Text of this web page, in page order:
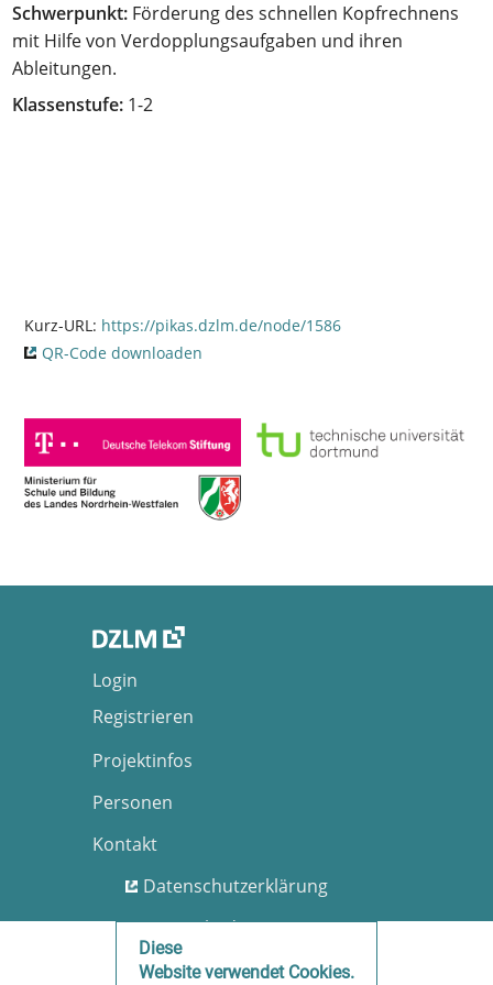
Schwerpunkt: Förderung des schnellen Kopfrechnens
mit Hilfe von Verdopplungsaufgaben und ihren
Ableitungen.
Klassenstufe: 1-2
Kurz-URL: https://pikas.dzlm.de/node/1586
QR-Code downloaden
Login
Registrieren
Projektinfos
Personen
Kontakt
Datenschutzerklärung
Nutzungsbedingungen
Barrierefreiheit
Diese
Website verwendet Cookies.